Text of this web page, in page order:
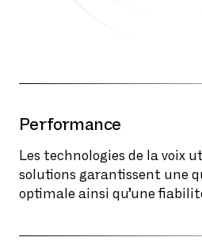
Performance
Les technologies de la voix
solutions garantissent une
optimale ainsi qu’une